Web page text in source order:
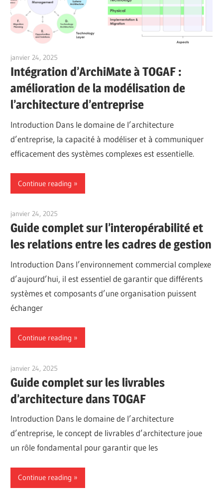
janvier 24, 2025
Intégration d’ArchiMate à TOGAF :
amélioration de la modélisation de
l’architecture d’entreprise
Introduction Dans le domaine de l’architecture
d’entreprise, la capacité à modéliser et à communiquer
efficacement des systèmes complexes est essentielle.
Continue reading
janvier 24, 2025
Guide complet sur l’interopérabilité et
les relations entre les cadres de gestion
Introduction Dans l’environnement commercial complexe
d’aujourd’hui, il est essentiel de garantir que différents
systèmes et composants d’une organisation puissent
échanger
Continue reading
janvier 24, 2025
Guide complet sur les livrables
d’architecture dans TOGAF
Introduction Dans le domaine de l’architecture
d’entreprise, le concept de livrables d’architecture joue
un rôle fondamental pour garantir que les
Continue reading